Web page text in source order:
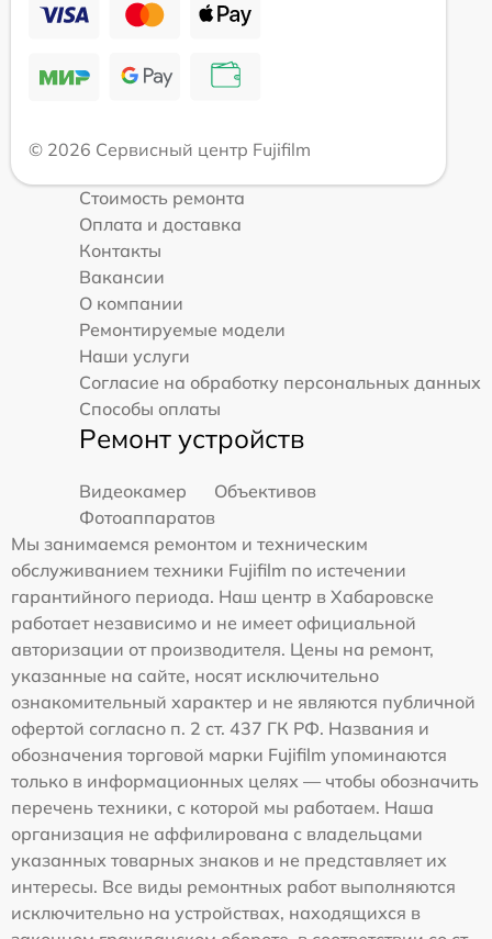
© 2026 Сервисный центр Fujifilm
Стоимость ремонта
Оплата и доставка
Контакты
Вакансии
О компании
Ремонтируемые модели
Наши услуги
Согласие на обработку персональных данных
Способы оплаты
Ремонт устройств
Видеокамер
Объективов
Фотоаппаратов
Мы занимаемся ремонтом и техническим
обслуживанием техники Fujifilm по истечении
гарантийного периода. Наш центр в Хабаровске
работает независимо и не имеет официальной
авторизации от производителя. Цены на ремонт,
указанные на сайте, носят исключительно
ознакомительный характер и не являются публичной
офертой согласно п. 2 ст. 437 ГК РФ. Названия и
обозначения торговой марки Fujifilm упоминаются
только в информационных целях — чтобы обозначить
перечень техники, с которой мы работаем. Наша
организация не аффилирована с владельцами
указанных товарных знаков и не представляет их
интересы. Все виды ремонтных работ выполняются
исключительно на устройствах, находящихся в